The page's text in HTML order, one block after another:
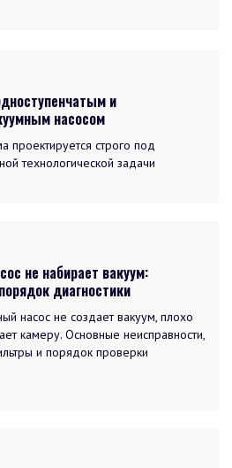
и
насосом
проектируется строго под
технологической задачи
не набирает вакуум:
диагностики
насос не создает вакуум, плохо
камеру. Основные неисправности,
и порядок проверки